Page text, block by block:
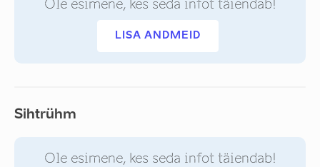
Ole esimene, kes seda infot täiendab!
LISA ANDMEID
Sihtrühm
Ole esimene, kes seda infot täiendab!